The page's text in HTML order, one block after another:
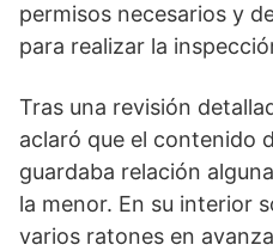
permisos necesarios y
para realizar la
Tras una revisión
aclaró que el contenido
guardaba relación
la menor. En su interior
varios ratones en